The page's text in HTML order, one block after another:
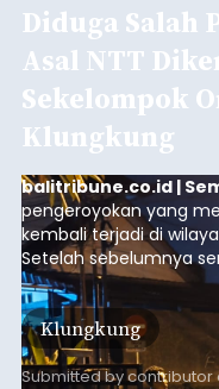
Diduga Salah
Asal NTT
Sekelompok
Klungkung
balitribune.co.id |
pengeroyokan yang
kembali terjadi di
Setelah sebelumnya
keributan di barat
kini menimpa seorang
Sumba Barat Daya
(NTT).
Klungkung
Submitted bycontributor